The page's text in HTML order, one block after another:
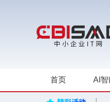
首页 AI智